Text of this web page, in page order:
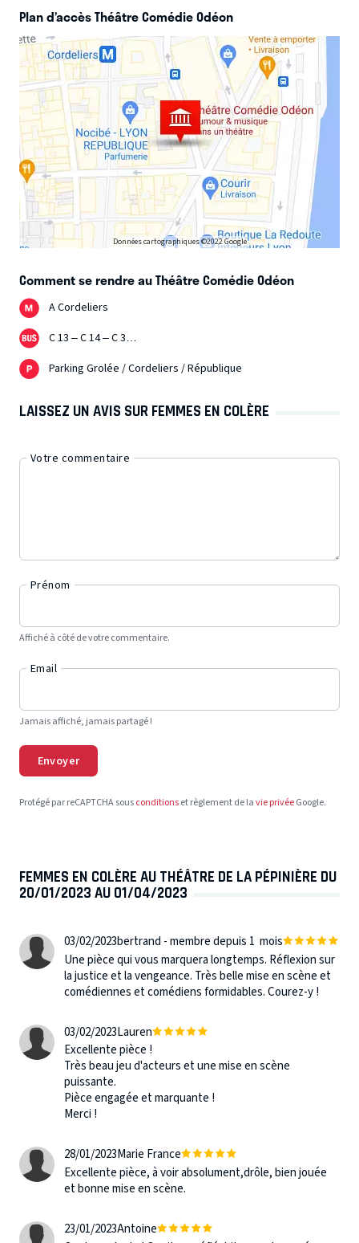
Plan d’accès Théâtre Comédie Odéon
Données cartographiques ©2022 Google
Comment se rendre au Théâtre Comédie Odéon
A Cordeliers
C 13 – C 14 – C 3…
Parking Grolée / Cordeliers / République
LAISSEZ UN AVIS SUR FEMMES EN COLÈRE
Votre commentaire
Prénom
Affiché à côté de votre commentaire.
Email
Jamais affiché, jamais partagé !
Envoyer
Protégé par reCAPTCHA sousconditionset règlement de lavie privéeGoogle.
FEMMES EN COLÈRE AU THÉÂTRE DE LA PÉPINIÈRE DU
20/01/2023 AU 01/04/2023
03/02/2023bertrand - membre depuis 1 mois
Une pièce qui vous marquera longtemps. Réflexion sur
la justice et la vengeance. Très belle mise en scène et
comédiennes et comédiens formidables. Courez-y !
03/02/2023Lauren
Excellente pièce !
Très beau jeu d'acteurs et une mise en scène
puissante.
Pièce engagée et marquante !
Merci !
28/01/2023Marie France
Excellente pièce, à voir absolument,drôle, bien jouée
et bonne mise en scène.
23/01/2023Antoine